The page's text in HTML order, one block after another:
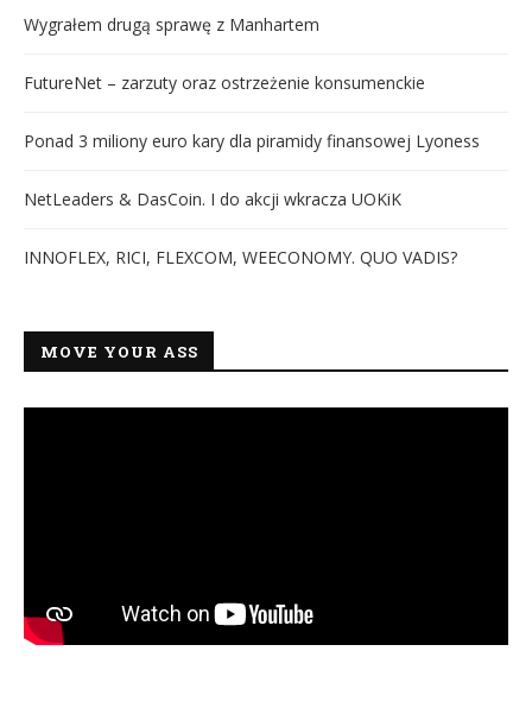
Wygrałem drugą sprawę z Manhartem
FutureNet – zarzuty oraz ostrzeżenie konsumenckie
Ponad 3 miliony euro kary dla piramidy finansowej Lyoness
NetLeaders & DasCoin. I do akcji wkracza UOKiK
INNOFLEX, RICI, FLEXCOM, WEECONOMY. QUO VADIS?
MOVE YOUR ASS